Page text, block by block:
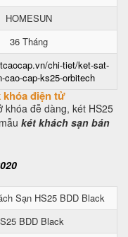
HOMESUN
36 Tháng
chi-tiet/ket-sat-
cao-cap-ks25-orbitech
khóa điện tử
khóa đễ dàng, két HS25
két khách sạn bán
Sạn HS25 BDD Black
BDD Black